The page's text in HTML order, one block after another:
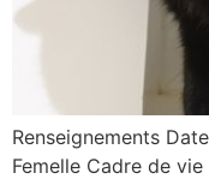
Renseignements
Femelle Cadre de